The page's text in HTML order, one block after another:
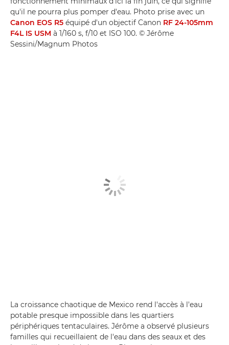
qu'il ne pourra plus pomper d'eau. Photo prise avec un
Canon EOS R5 équipé d'un objectif Canon RF 24-105mm
F4L IS USM à 1/160 s, f/10 et ISO 100. © Jérôme
Sessini/Magnum Photos
La croissance chaotique de Mexico rend l'accès à l'eau
potable presque impossible dans les quartiers
périphériques tentaculaires. Jérôme a observé plusieurs
familles qui recueillaient de l'eau dans des seaux et des